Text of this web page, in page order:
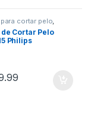
cortar pelo,
Cortar Pelo
Philips